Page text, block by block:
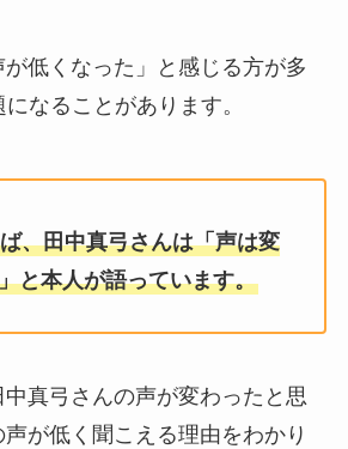
低くなった」と感じる方が多
なることがあります。
、田中真弓さんは「声は変
と本人が語っています。
真弓さんの声が変わったと思
が低く聞こえる理由をわかり